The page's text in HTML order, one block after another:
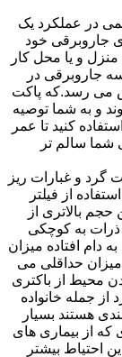
در عملکرد یک
جاروبرقی خود
منزل و یا محل کار
جاروبرقی در
می رسد.که پاکت
و به شما توصیه
کنید تا عمر
سالم تر
گرد و غبارات ریز
از فیلتر
حجم بالاتری از
ذرات به کوچکی
به دام افتاده میزان
حداقلی می
محیط از باکتری
از جمله خانواده
هستند بسیار
از بیماری های
احتیاط بیشتر